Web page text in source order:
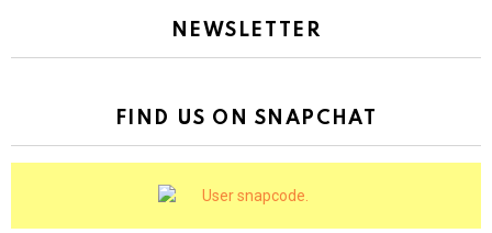
NEWSLETTER
FIND US ON SNAPCHAT